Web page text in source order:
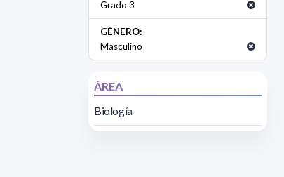
Grado 3
GÉNERO:
Masculino
ÁREA
Biología